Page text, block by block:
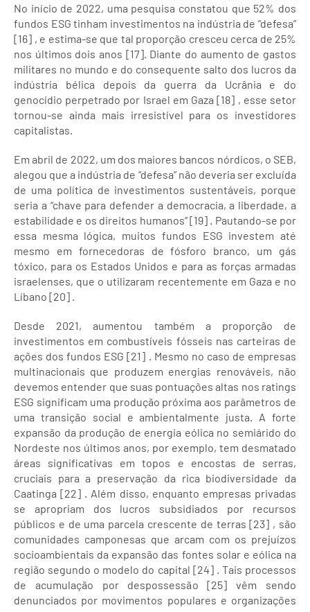
No início de 2022, uma pesquisa constatou que 52% dos
fundos ESG tinham investimentos na indústria de “defesa”
[16] , e estima-se que tal proporção cresceu cerca de 25%
nos últimos dois anos [17]. Diante do aumento de gastos
militares no mundo e do consequente salto dos lucros da
indústria bélica depois da guerra da Ucrânia e do
genocídio perpetrado por Israel em Gaza [18] , esse setor
tornou-se ainda mais irresistível para os investidores
capitalistas.
Em abril de 2022, um dos maiores bancos nórdicos, o SEB,
alegou que a indústria de “defesa” não deveria ser excluída
de uma política de investimentos sustentáveis, porque
seria a “chave para defender a democracia, a liberdade, a
estabilidade e os direitos humanos” [19] . Pautando-se por
essa mesma lógica, muitos fundos ESG investem até
mesmo em fornecedoras de fósforo branco, um gás
tóxico, para os Estados Unidos e para as forças armadas
israelenses, que o utilizaram recentemente em Gaza e no
Líbano [20] .
Desde 2021, aumentou também a proporção de
investimentos em combustíveis fósseis nas carteiras de
ações dos fundos ESG [21] . Mesmo no caso de empresas
multinacionais que produzem energias renováveis, não
devemos entender que suas pontuações altas nos ratings
ESG significam uma produção próxima aos parâmetros de
uma transição social e ambientalmente justa. A forte
expansão da produção de energia eólica no semiárido do
Nordeste nos últimos anos, por exemplo, tem desmatado
áreas significativas em topos e encostas de serras,
cruciais para a preservação da rica biodiversidade da
Caatinga [22] . Além disso, enquanto empresas privadas
se apropriam dos lucros subsidiados por recursos
públicos e de uma parcela crescente de terras [23] , são
comunidades camponesas que arcam com os prejuízos
socioambientais da expansão das fontes solar e eólica na
região segundo o modelo do capital [24] . Tais processos
de acumulação por despossessão [25] vêm sendo
denunciados por movimentos populares e organizações